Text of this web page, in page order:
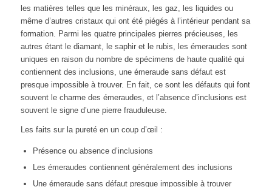
les matières telles que les minéraux, les gaz, les liquides ou
même d’autres cristaux qui ont été piégés à l’intérieur pendant sa
formation. Parmi les quatre principales pierres précieuses, les
autres étant le diamant, le saphir et le rubis, les émeraudes sont
uniques en raison du nombre de spécimens de haute qualité qui
contiennent des inclusions, une émeraude sans défaut est
presque impossible à trouver. En fait, ce sont les défauts qui font
souvent le charme des émeraudes, et l’absence d’inclusions est
souvent le signe d’une pierre frauduleuse.
Les faits sur la pureté en un coup d’œil :
Présence ou absence d’inclusions
Les émeraudes contiennent généralement des inclusions
Une émeraude sans défaut presque impossible à trouver